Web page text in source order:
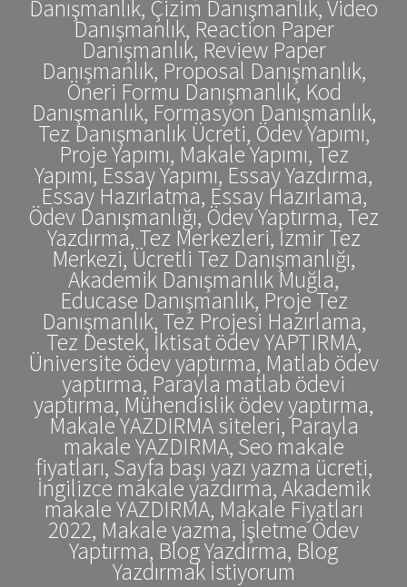
Danışmanlık, Çizim Danışmanlık, Video
Danışmanlık, Reaction Paper
Danışmanlık, Review Paper
Danışmanlık, Proposal Danışmanlık,
Öneri Formu Danışmanlık, Kod
Danışmanlık, Formasyon Danışmanlık,
Tez Danışmanlık Ücreti, Ödev Yapımı,
Proje Yapımı, Makale Yapımı, Tez
Yapımı, Essay Yapımı, Essay Yazdırma,
Essay Hazırlatma, Essay Hazırlama,
Ödev Danışmanlığı, Ödev Yaptırma, Tez
Yazdırma, Tez Merkezleri, İzmir Tez
Merkezi, Ücretli Tez Danışmanlığı,
Akademik Danışmanlık Muğla,
Educase Danışmanlık, Proje Tez
Danışmanlık, Tez Projesi Hazırlama,
Tez Destek, İktisat ödev YAPTIRMA,
Üniversite ödev yaptırma, Matlab ödev
yaptırma, Parayla matlab ödevi
yaptırma, Mühendislik ödev yaptırma,
Makale YAZDIRMA siteleri, Parayla
makale YAZDIRMA, Seo makale
fiyatları, Sayfa başı yazı yazma ücreti,
İngilizce makale yazdırma, Akademik
makale YAZDIRMA, Makale Fiyatları
2022, Makale yazma, İşletme Ödev
Yaptırma, Blog Yazdırma, Blog
Yazdırmak İstiyorum